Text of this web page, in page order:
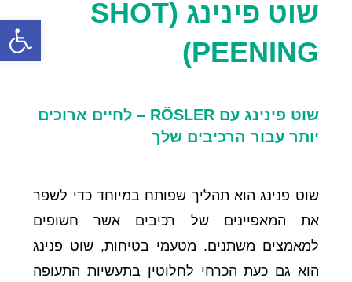
שוט פינינג (SHOT
PEENING)
שוט פינינג עםRÖSLER –
לחיים ארוכים
יותר עבור הרכיבים שלך
שוט פנינג הוא תהליך שפותח במיוחד כדי לשפר
את המאפיינים של רכיבים אשר חשופים
למאמצים משתנים. מטעמי בטיחות, שוט פנינג
הוא גם כעת הכרחי לחלוטין בתעשיות התעופה